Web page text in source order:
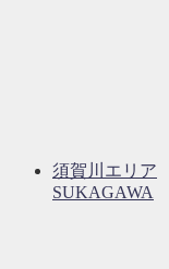
須賀川エリア
SUKAGAWA